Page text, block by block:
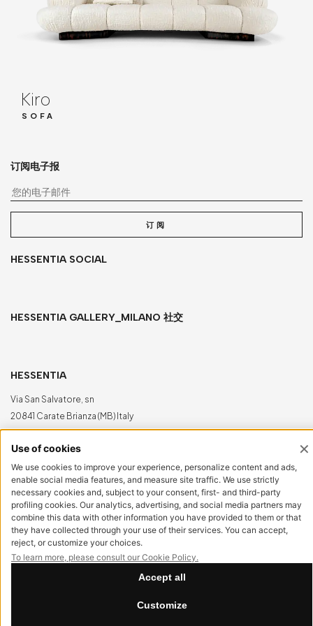
Kiro
SOFA
订阅电子报
订阅
HESSENTIA SOCIAL
HESSENTIA GALLERY_MILANO 社交
HESSENTIA
Via San Salvatore, sn
20841 Carate Brianza (MB) Italy
info@hessentia.com
Tel:+39 0362687515
Hessentia 是 Cornelio Cappellini Srl 的商标。
保留所有权利
客户专区
登录